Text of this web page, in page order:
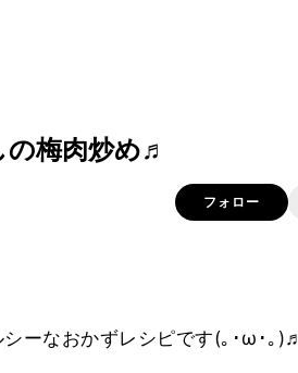
の梅肉炒め♬
フォロー
ーなおかずレシピです(｡･ω･｡)♬